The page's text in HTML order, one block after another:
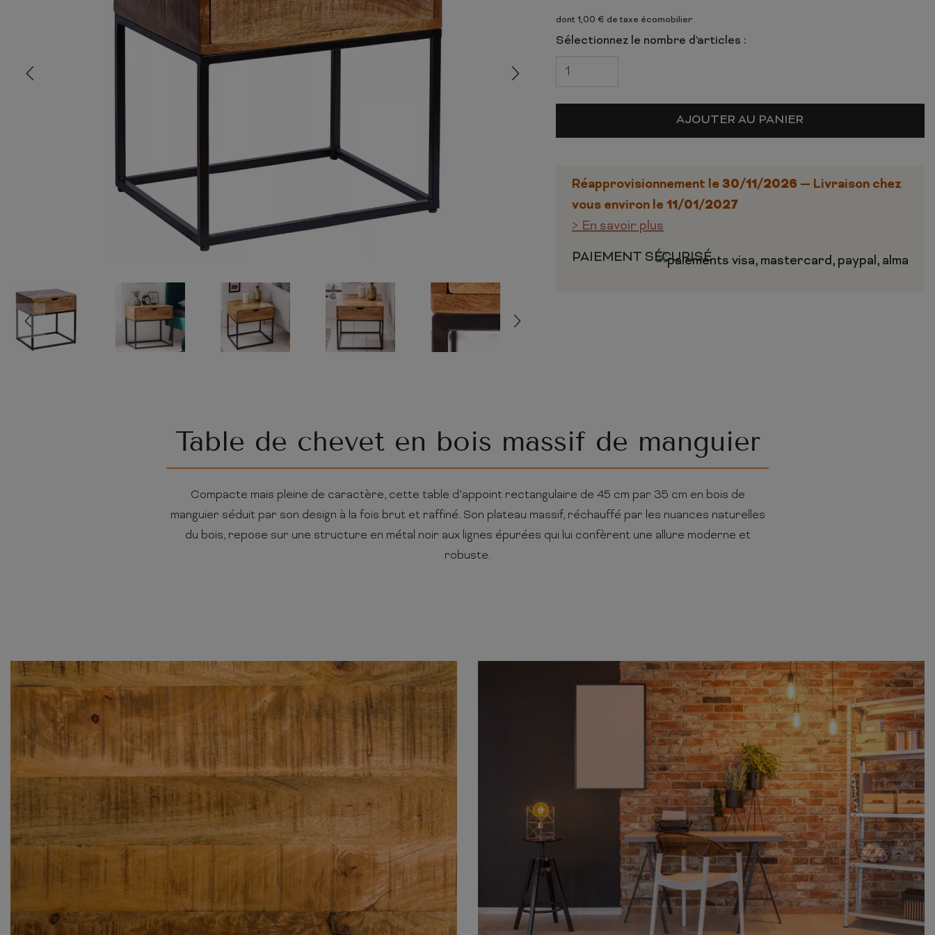
COMMODE ET CHIFFONNIERS
CHAMBRE COMPLÈTE
CHAMBRE COMPLÈTEdont 1,00 € de taxe écomobilier
Sélectionnez le nombre d'articles :
AJOUTER AU PANIER
Réapprovisionnement le30/11/2026— Livraison chez
vous environ le11/01/2027
> En savoir plus
PAIEMENT SÉCURISÉ
Table de chevet en bois massif de manguier
Compacte mais pleine de caractère, cette table d’appoint rectangulaire de 45 cm par 35 cm en bois de
manguier séduit par son design à la fois brut et raffiné. Son plateau massif, réchauffé par les nuances naturelles
du bois, repose sur une structure en métal noir aux lignes épurées qui lui confèrent une allure moderne et
robuste.